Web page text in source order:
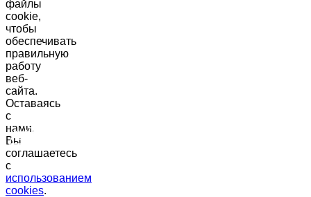
Центральное отделение Нейротори:
Записывайтесь по номеру:
Задайте ваш вопрос в письме:
Посмотреть на карте
8 (3452) 550-548
neyrotori@gmail.com
файлы
cookie,
чтобы
обеспечивать
правильную
работу
веб-
сайта.
Оставаясь
с
нами,
Вы
соглашаетесь
с
использованием
cookies.